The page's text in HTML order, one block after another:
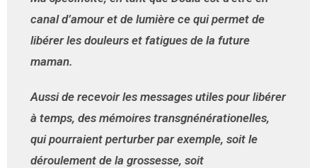
canal d’amour et de lumière ce qui permet de
libérer les douleurs et fatigues de la future
maman.
Aussi de recevoir les messages utiles pour libérer
à temps, des mémoires transgnénérationelles,
qui pourraient perturber par exemple, soit le
déroulement de la grossesse, soit